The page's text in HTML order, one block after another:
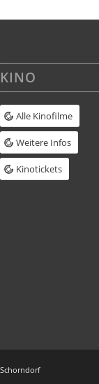
KINO
Alle Kinofilme
Weitere Infos
Kinotickets